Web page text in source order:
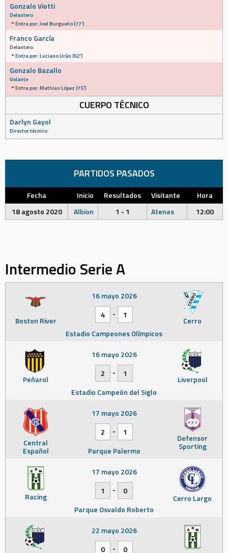
Gonzalo Viotti
Delantero
Entra por: Joel Burgueño (77')
Franco García
Delantero
Entra por: Luciano Urán (62')
Gonzalo Bazallo
Volante
Entra por: Mathías López (75')
CUERPO TÉCNICO
Darlyn Gayol
Director técnico
PARTIDOS PASADOS
Fecha Inicio Resultados Visitante
Hora
18 agosto 2020
Albion 1 - 1 Atenas 12:00
Intermedio Serie A
Boston River Cerro
16 mayo 2026
4
-
1
Estadio Campeones Olímpicos
Peñarol Liverpool
16 mayo 2026
2
-
1
Estadio Campeón del Siglo
Central
Español
Defensor
Sporting
17 mayo 2026
2
-
1
Parque Palermo
Racing Cerro Largo
17 mayo 2026
1
-
0
Parque Osvaldo Roberto
22 mayo 2026
0
- 0